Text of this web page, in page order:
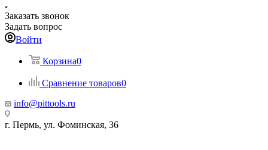
Заказать звонок
Задать вопрос
Войти
Корзина0
Сравнение товаров0
info@pittools.ru
г. Пермь, ул. Фоминская, 36